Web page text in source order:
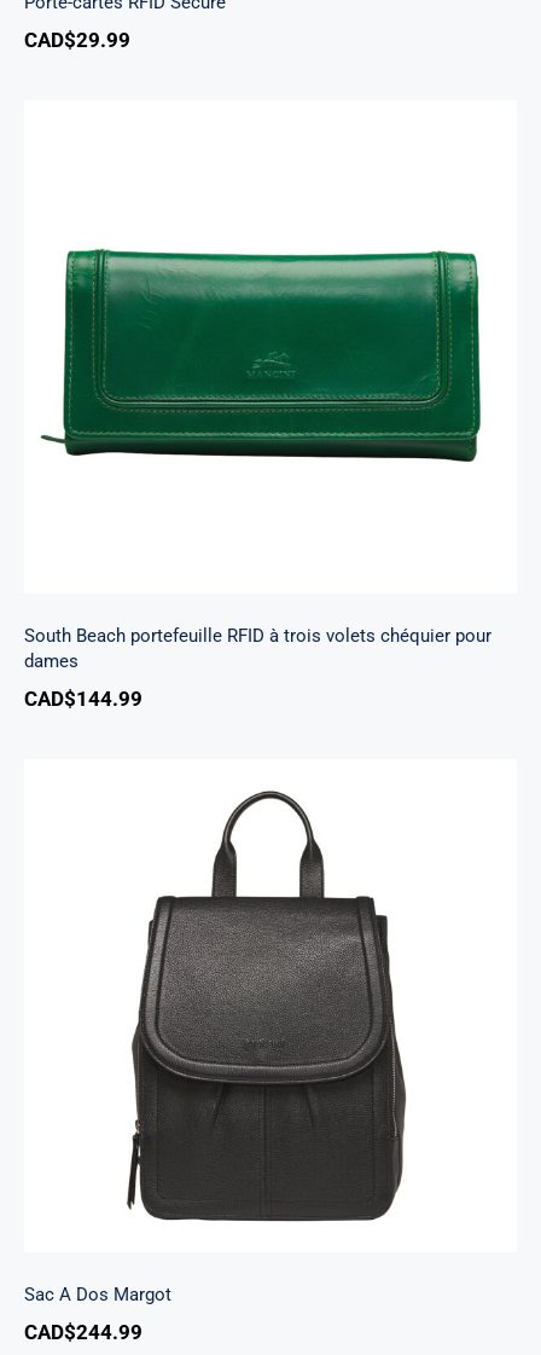
CAD$29.99
South Beach portefeuille RFID à trois volets
chéquier pour dames
South Beach portefeuille RFID à trois volets chéquier pour
dames
CAD$144.99
Sac A Dos Margot
Sac A Dos Margot
CAD$244.99